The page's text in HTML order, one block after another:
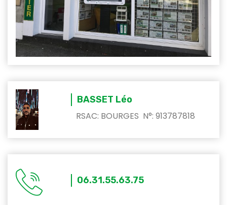
BASSET Léo
RSAC: BOURGES N°: 913787818
06.31.55.63.75